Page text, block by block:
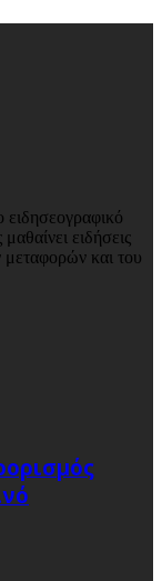
ειδησεογραφικό
ειδήσεις
και του